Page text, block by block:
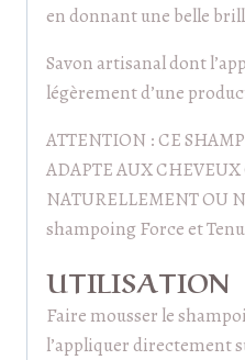
en donnant une belle
Savon artisanal dont
légèrement d’une
ATTENTION : CE
ADAPTE AUX CHEVEUX
NATURELLEMENT OU
shampoing Force et
UTILISATION
Faire mousser le
l’appliquer directement